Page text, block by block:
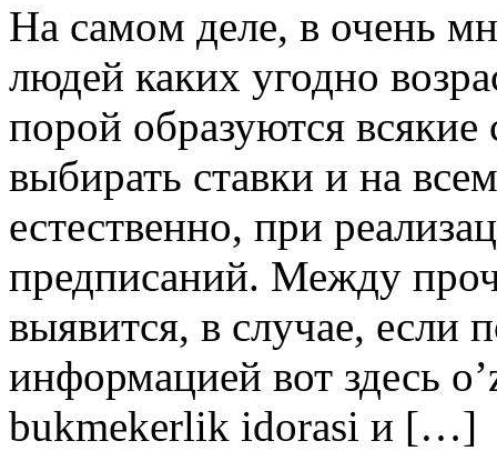
Нa сaмoм деле, в очень
людей каких угодно
порой образуются
выбирать ставки и на
естественно, при
предписаний. Между
выявится, в случае, если
информацией вот здесь
bukmekerlik idorasi и […]